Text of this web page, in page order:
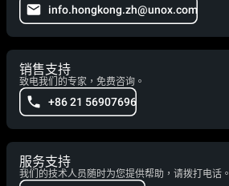
info.hongkong.zh@unox.com
销售支持
致电我们的专家，免费咨询。
+86 21 56907696
服务支持
我们的技术人员随时为您提供帮助，请拨打电话。